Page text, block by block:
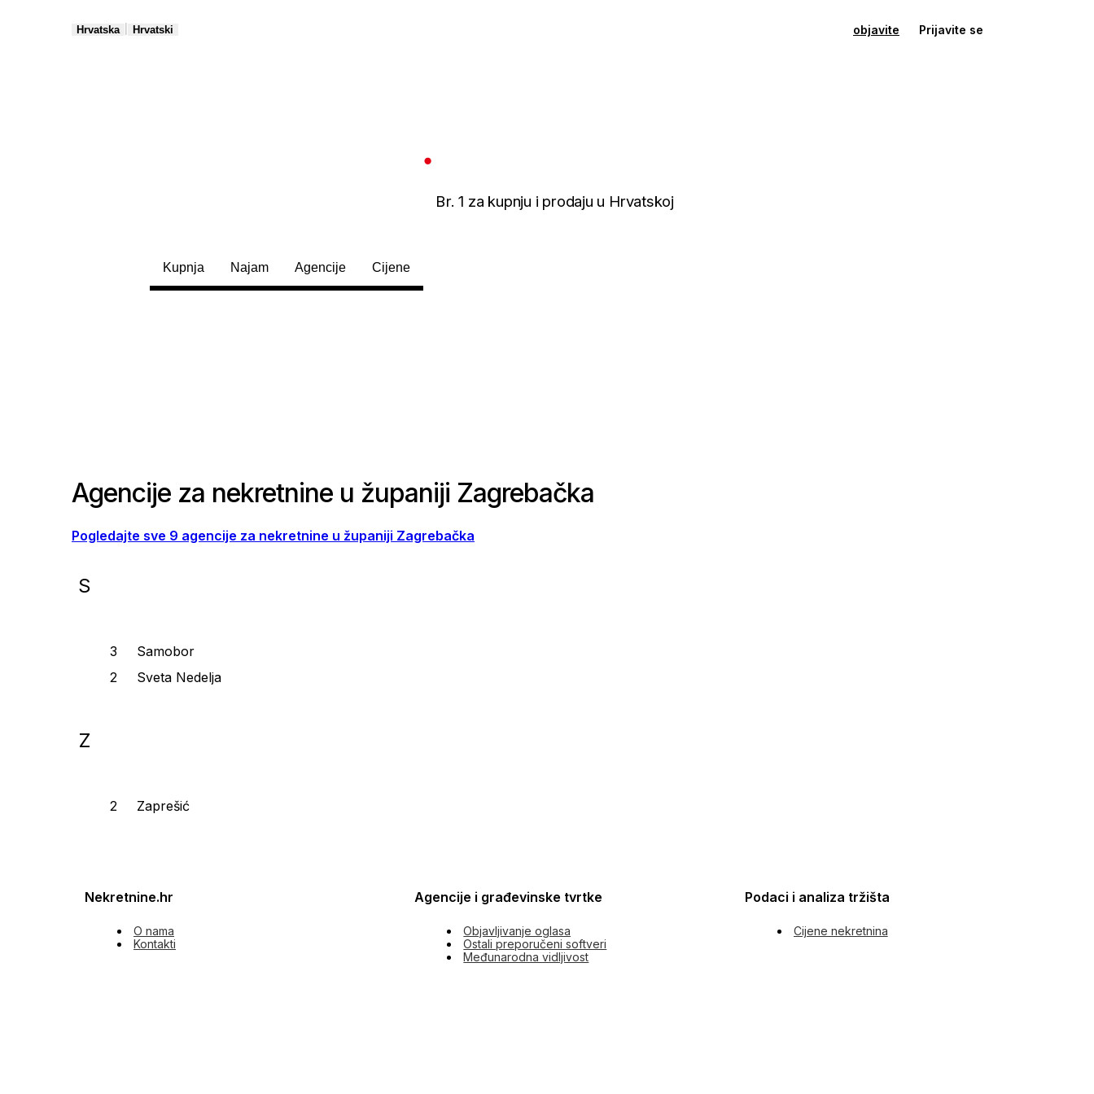
Hrvatska Hrvatski objavite Prijavite se
Br. 1 za kupnju i prodaju u Hrvatskoj
Kupnja Najam Agencije Cijene
Agencije za nekretnine u županiji Zagrebačka
Pogledajte sve 9 agencije za nekretnine u županiji Zagrebačka
S
Samobor
Sveta Nedelja
Z
Zaprešić
Nekretnine.hr
O nama
Kontakti
Agencije i građevinske tvrtke
Objavljivanje oglasa
Ostali preporučeni softveri
Međunarodna vidljivost
Podaci i analiza tržišta
Cijene nekretnina